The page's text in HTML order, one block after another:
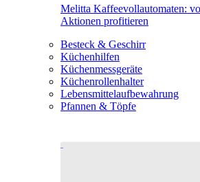
Melitta Kaffeevollautomaten:
Aktionen profitieren
Besteck & Geschirr
Küchenhilfen
Küchenmessgeräte
Küchenrollenhalter
Lebensmittelaufbewahrung
Pfannen & Töpfe